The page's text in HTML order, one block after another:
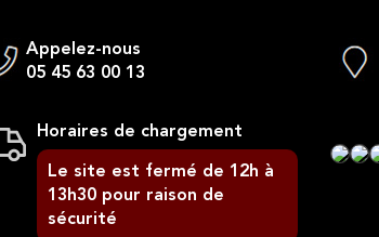
Appelez-nous
05 45 63 00 13
Horaires de chargement
Le site est fermé de 12h à
13h30 pour raison de
sécurité